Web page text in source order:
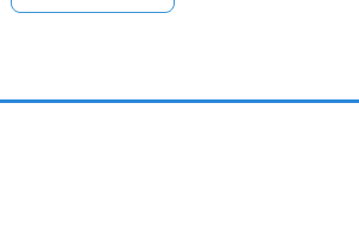
bietet individuelle Lösungen für